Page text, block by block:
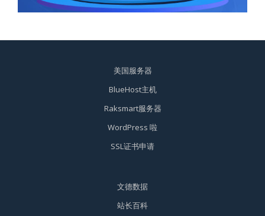
美国服务器
BlueHost主机
Raksmart服务器
WordPress 啦
SSL证书申请
文德数据
站长百科